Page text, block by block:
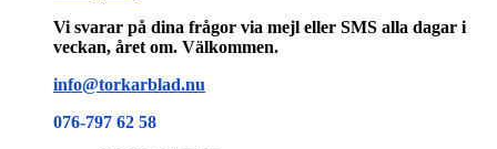
Vi svarar på dina frågor via mejl eller SMS alla dagar i
veckan, året om. Välkommen.
info@torkarblad.nu
076-797 62 58